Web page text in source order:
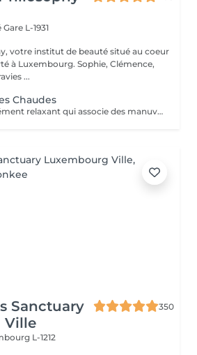
Gare L-1931
votre institut de beauté situé au coeur
Sophie, Clémence,
...
Chaudes
Un massage profondément relaxant qui associe des manuvres enveloppantes à la chaleur des pierres volcaniques. La chaleur diffuse permet de relâcher les tensions musculaires en profondeur, favorise la détente et procure une sensation immédiate de lâcher-prise. Les mouvements lents et harmonieux accompagnent le corps vers un état de relaxation intense, tout en améliorant la circulation et la sensation de légèreté. Un soin idéal pour se détendre profondément, relâcher le stress et retrouver un équilibre entre le corps et l'esprit.
Sanctuary
Ville
350
L-1212